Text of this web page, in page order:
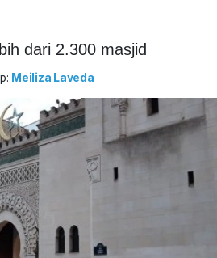
dari 2.300 masjid
Meiliza Laveda